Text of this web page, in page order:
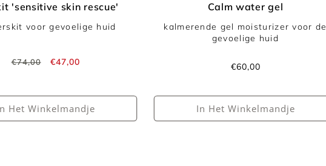
'sensitive skin rescue'
voor gevoelige huid
Normale
€74,00 Aanbiedingsprijs
€47,00
Het Winkelmandje
Calm water gel
kalmerende gel moisturizer voor de
gevoelige huid
Normale
€60,00
In Het Winkelmandje